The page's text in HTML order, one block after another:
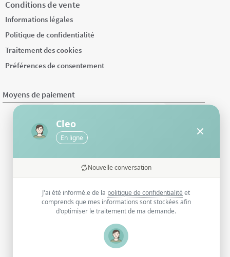
Conditions de vente
Informations légales
Politique de confidentialité
Traitement des cookies
Préférences de consentement
Moyens de paiement
Cleo
En ligne
Nouvelle conversation
J'ai été informé.e de la politique de confidentialité et
comprends que mes informations sont stockées afin
d'optimiser le traitement de ma demande.